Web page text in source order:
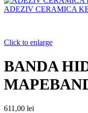
ADEZIV CERAMICA
Click to enlarge
BANDA
611,00 lei